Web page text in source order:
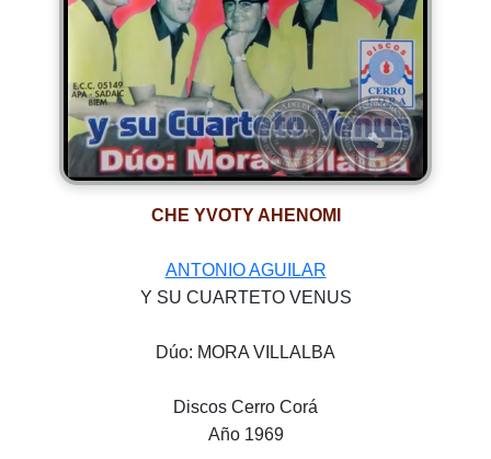
CHE YVOTY AHENOMI
ANTONIO AGUILAR
Y SU CUARTETO VENUS
Dúo: MORA VILLALBA
Discos Cerro Corá
Año 1969